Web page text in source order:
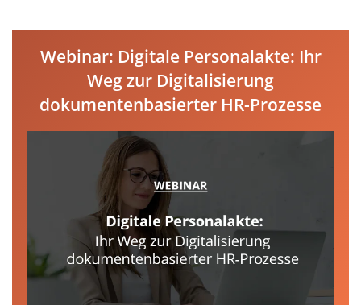
Webinar: Digitale Personalakte: Ihr
Weg zur Digitalisierung
dokumentenbasierter HR-Prozesse